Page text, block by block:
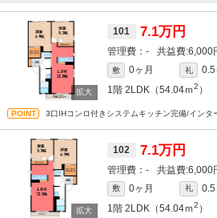
101 7.1万円
- 6,000
敷 0ヶ月 礼
0.5
1階 2LDK（54.04ｍ2 ）
3口IHコンロ付きシステムキッチン完備/インタ
102 7.1万円
- 6,000
敷 0ヶ月 礼
0.5
1階 2LDK（54.04ｍ2 ）